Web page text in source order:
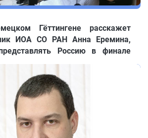
Гёттингене расскажет
ИОА СО РАН Анна Еремина,
Россию в финале
Science Slam (Россия
Чтобы попасть туда, ей
высокий конкурс: на одно
несколько десятков человек!